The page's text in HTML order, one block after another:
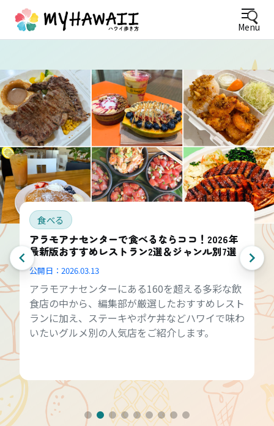
Menu
食べる
アラモアナセンターで食べるならココ！2026年
最新版おすすめレストラン2選＆ジャンル別7選
公開日： 2026.03.13
アラモアナセンターにある160を超える多彩な飲
食店の中から、編集部が厳選したおすすめレスト
ランに加え、ステーキやポケ丼などハワイで味わ
いたいグルメ別の人気店をご紹介します。